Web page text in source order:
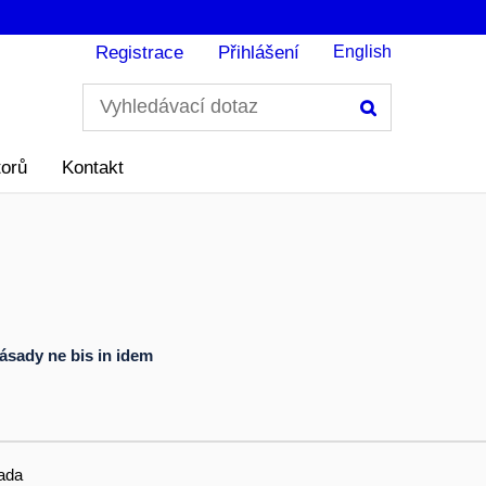
Registrace Přihlášení English
Kontakt
ne bis in idem